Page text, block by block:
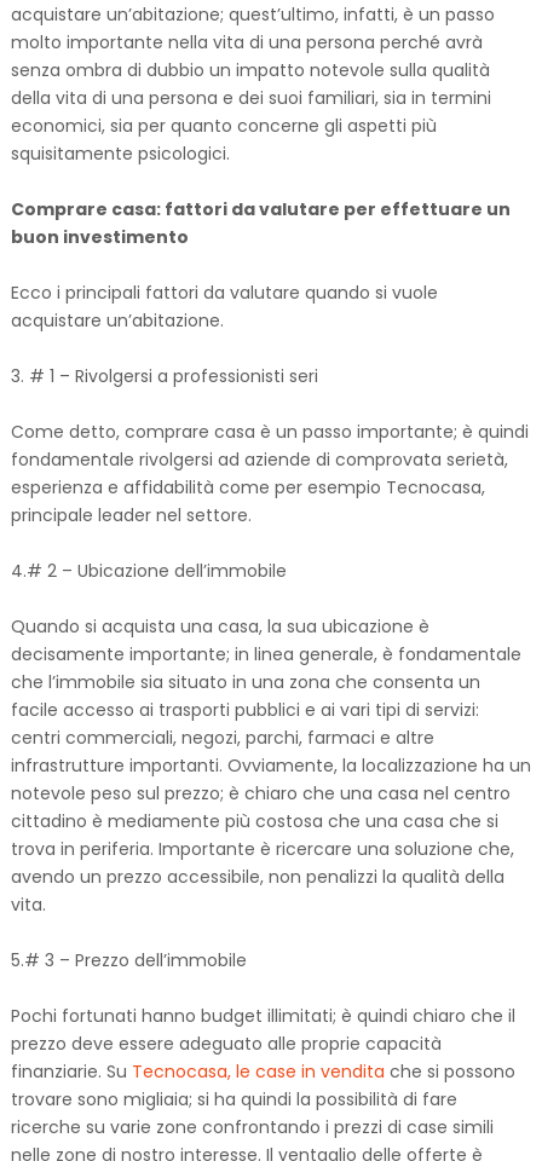
acquistare un’abitazione; quest’ultimo, infatti, è un passo
molto importante nella vita di una persona perché avrà
senza ombra di dubbio un impatto notevole sulla qualità
della vita di una persona e dei suoi familiari, sia in termini
economici, sia per quanto concerne gli aspetti più
squisitamente psicologici.
Comprare casa: fattori da valutare per effettuare un
buon investimento
Ecco i principali fattori da valutare quando si vuole
acquistare un’abitazione.
3. # 1 – Rivolgersi a professionisti seri
Come detto, comprare casa è un passo importante; è quindi
fondamentale rivolgersi ad aziende di comprovata serietà,
esperienza e affidabilità come per esempio Tecnocasa,
principale leader nel settore.
4.# 2 – Ubicazione dell’immobile
Quando si acquista una casa, la sua ubicazione è
decisamente importante; in linea generale, è fondamentale
che l’immobile sia situato in una zona che consenta un
facile accesso ai trasporti pubblici e ai vari tipi di servizi:
centri commerciali, negozi, parchi, farmaci e altre
infrastrutture importanti. Ovviamente, la localizzazione ha un
notevole peso sul prezzo; è chiaro che una casa nel centro
cittadino è mediamente più costosa che una casa che si
trova in periferia. Importante è ricercare una soluzione che,
avendo un prezzo accessibile, non penalizzi la qualità della
vita.
5.# 3 – Prezzo dell’immobile
Pochi fortunati hanno budget illimitati; è quindi chiaro che il
prezzo deve essere adeguato alle proprie capacità
finanziarie. Su Tecnocasa, le case in vendita che si possono
trovare sono migliaia; si ha quindi la possibilità di fare
ricerche su varie zone confrontando i prezzi di case simili
nelle zone di nostro interesse. Il ventaglio delle offerte è